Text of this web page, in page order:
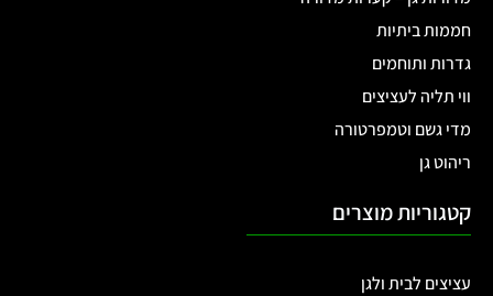
חממות ביתיות
גדרות ותוחמים
ווי תליה לעציצים
מדי גשם וטמפרטורה
ריהוט גן
קטגוריות מוצרים
עציצים לבית ולגן